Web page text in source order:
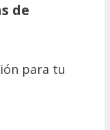
de
para tu